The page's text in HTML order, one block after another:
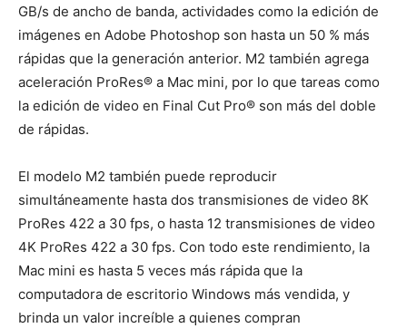
GB/s de ancho de banda, actividades como la edición de
imágenes en Adobe Photoshop son hasta un 50 % más
rápidas que la generación anterior. M2 también agrega
aceleración ProRes® a Mac mini, por lo que tareas como
la edición de video en Final Cut Pro® son más del doble
de rápidas.
El modelo M2 también puede reproducir
simultáneamente hasta dos transmisiones de video 8K
ProRes 422 a 30 fps, o hasta 12 transmisiones de video
4K ProRes 422 a 30 fps. Con todo este rendimiento, la
Mac mini es hasta 5 veces más rápida que la
computadora de escritorio Windows más vendida, y
brinda un valor increíble a quienes compran